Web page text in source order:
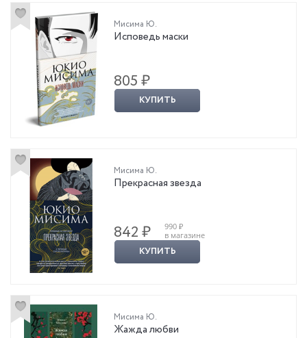
Мисима Ю.
Исповедь маски
805 ₽
КУПИТЬ
Мисима Ю.
Прекрасная звезда
842 ₽
990 ₽
в магазине
КУПИТЬ
Мисима Ю.
Жажда любви